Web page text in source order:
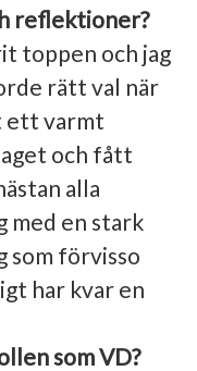
reflektioner?
toppen och jag
rätt val när
ett varmt
och fått
alla
med en stark
som förvisso
har kvar en
som VD?